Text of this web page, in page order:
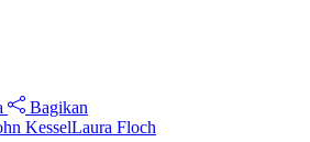
Bagikan
KesselLaura Floch